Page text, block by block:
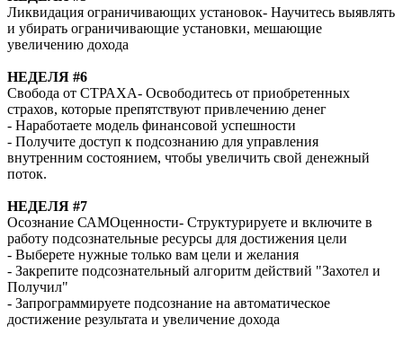
Ликвидация ограничивающих установок- Научитесь выявлять
и убирать ограничивающие установки, мешающие
увеличению дохода
НЕДEЛЯ #6
Свобода от СТРАХА- Освободитесь от приобретенных
страхов, которые препятствуют привлечению денег
- Наработаете модель финансовой успешности
- Получите доступ к подсознанию для управления
внутренним состоянием, чтобы увеличить свой денежный
поток.
НЕДEЛЯ #7
Осознание САМОценности- Структурируете и включите в
работу подсознательные ресурсы для достижения цели
- Выберете нужные только вам цели и желания
- Закрепите подсознательный алгоритм действий "Захотел и
Получил"
- Запрограммируете подсознание на автоматическое
достижение результата и увеличение дохода